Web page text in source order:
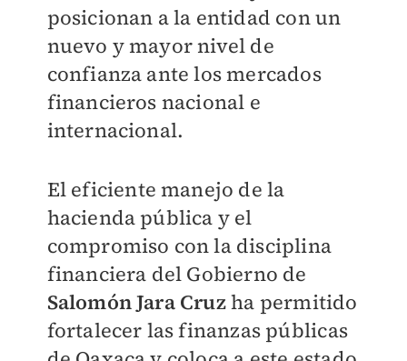
posicionan a la entidad con un
nuevo y mayor nivel de
confianza ante los mercados
financieros nacional e
internacional.
El eficiente manejo de la
hacienda pública y el
compromiso con la disciplina
financiera del Gobierno de
Salomón Jara Cruzha permitido
fortalecer las finanzas públicas